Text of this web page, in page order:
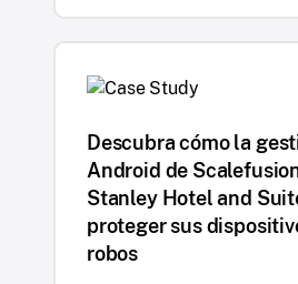
Descubra cómo la
Android de
Stanley Hotel and
proteger sus
robos